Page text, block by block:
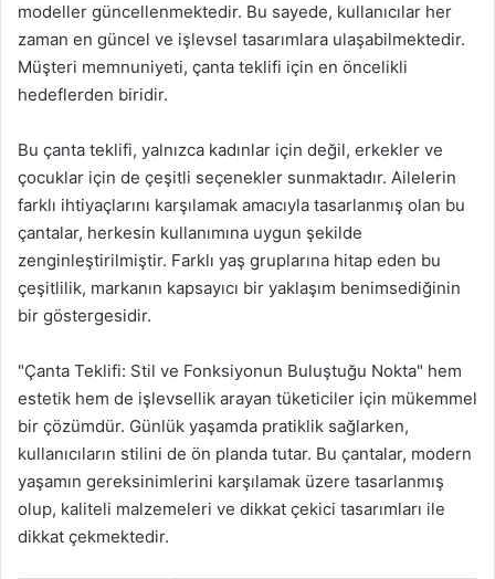
modeller güncellenmektedir. Bu sayede, kullanıcılar her
zaman en güncel ve işlevsel tasarımlara ulaşabilmektedir.
Müşteri memnuniyeti, çanta teklifi için en öncelikli
hedeflerden biridir.
Bu çanta teklifi, yalnızca kadınlar için değil, erkekler ve
çocuklar için de çeşitli seçenekler sunmaktadır. Ailelerin
farklı ihtiyaçlarını karşılamak amacıyla tasarlanmış olan bu
çantalar, herkesin kullanımına uygun şekilde
zenginleştirilmiştir. Farklı yaş gruplarına hitap eden bu
çeşitlilik, markanın kapsayıcı bir yaklaşım benimsediğinin
bir göstergesidir.
"Çanta Teklifi: Stil ve Fonksiyonun Buluştuğu Nokta" hem
estetik hem de işlevsellik arayan tüketiciler için mükemmel
bir çözümdür. Günlük yaşamda pratiklik sağlarken,
kullanıcıların stilini de ön planda tutar. Bu çantalar, modern
yaşamın gereksinimlerini karşılamak üzere tasarlanmış
olup, kaliteli malzemeleri ve dikkat çekici tasarımları ile
dikkat çekmektedir.